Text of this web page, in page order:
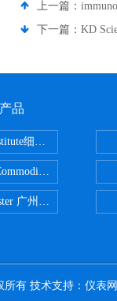
上一篇：
下一篇： KD
品
管 广州
广州鸿程代理
有 技术支持： 仪表网